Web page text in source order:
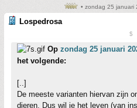
• zondag 25 januari
Lospedrosa
$
Op zondag 25 januari
het volgende:
[..]
De meeste varianten hiervan zijn
dieren. Dus wil je het leven (van